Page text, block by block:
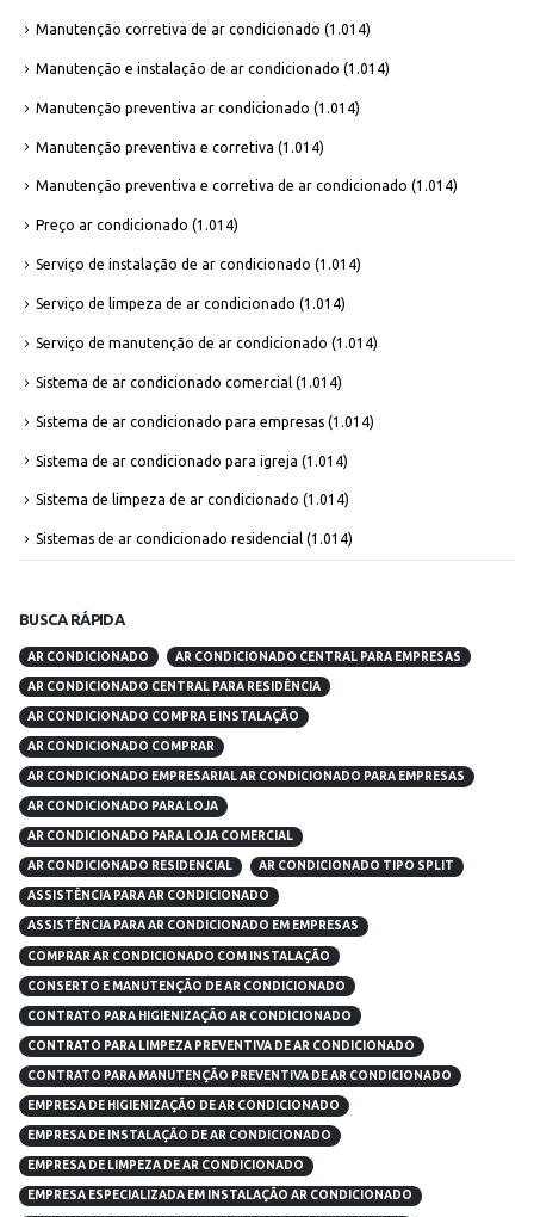
Manutenção corretiva de ar condicionado (1.014)
Manutenção e instalação de ar condicionado (1.014)
Manutenção preventiva ar condicionado (1.014)
Manutenção preventiva e corretiva (1.014)
Manutenção preventiva e corretiva de ar condicionado (1.014)
Preço ar condicionado (1.014)
Serviço de instalação de ar condicionado (1.014)
Serviço de limpeza de ar condicionado (1.014)
Serviço de manutenção de ar condicionado (1.014)
Sistema de ar condicionado comercial (1.014)
Sistema de ar condicionado para empresas (1.014)
Sistema de ar condicionado para igreja (1.014)
Sistema de limpeza de ar condicionado (1.014)
Sistemas de ar condicionado residencial (1.014)
BUSCA RÁPIDA
AR CONDICIONADO AR CONDICIONADO CENTRAL PARA EMPRESAS
AR CONDICIONADO CENTRAL PARA RESIDÊNCIA
AR CONDICIONADO COMPRA E INSTALAÇÃO
AR CONDICIONADO COMPRAR
AR CONDICIONADO EMPRESARIAL AR CONDICIONADO PARA EMPRESAS
AR CONDICIONADO PARA LOJA
AR CONDICIONADO PARA LOJA COMERCIAL
AR CONDICIONADO RESIDENCIAL AR CONDICIONADO TIPO SPLIT
ASSISTÊNCIA PARA AR CONDICIONADO
ASSISTÊNCIA PARA AR CONDICIONADO EM EMPRESAS
COMPRAR AR CONDICIONADO COM INSTALAÇÃO
CONSERTO E MANUTENÇÃO DE AR CONDICIONADO
CONTRATO PARA HIGIENIZAÇÃO AR CONDICIONADO
CONTRATO PARA LIMPEZA PREVENTIVA DE AR CONDICIONADO
CONTRATO PARA MANUTENÇÃO PREVENTIVA DE AR CONDICIONADO
EMPRESA DE HIGIENIZAÇÃO DE AR CONDICIONADO
EMPRESA DE INSTALAÇÃO DE AR CONDICIONADO
EMPRESA DE LIMPEZA DE AR CONDICIONADO
EMPRESA ESPECIALIZADA EM INSTALAÇÃO AR CONDICIONADO